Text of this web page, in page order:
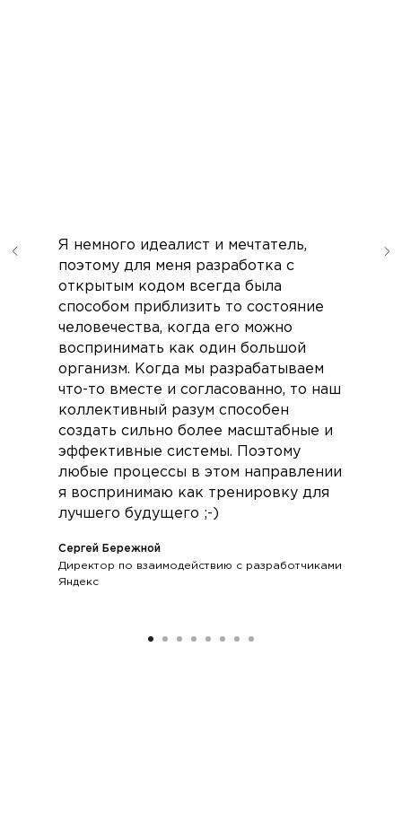
Я немного идеалист и мечтатель,
поэтому для меня разработка с
открытым кодом всегда была
способом приблизить то состояние
человечества, когда его можно
воспринимать как один большой
организм. Когда мы разрабатываем
что-то вместе и согласованно, то наш
коллективный разум способен
создать сильно более масштабные и
эффективные системы. Поэтому
любые процессы в этом направлении
я воспринимаю как тренировку для
лучшего будущего ;-)
Сергей Бережной
Директор по взаимодействию с разработчиками
Яндекс